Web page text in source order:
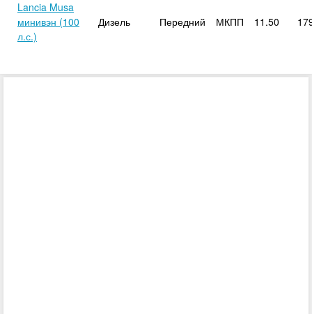
Lancia Musa
минивэн (100
л.с.)
Дизель Передний МКПП 11.50